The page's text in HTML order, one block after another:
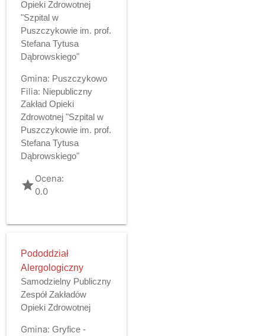
Opieki Zdrowotnej
"Szpital w
Puszczykowie im. prof.
Stefana Tytusa
Dąbrowskiego"
Gmina: Puszczykowo
Filia: Niepubliczny
Zakład Opieki
Zdrowotnej "Szpital w
Puszczykowie im. prof.
Stefana Tytusa
Dąbrowskiego"
gradeOcena:
0.0
Pododdział
Alergologiczny
Samodzielny Publiczny
Zespół Zakładów
Opieki Zdrowotnej
Gmina: Gryfice -